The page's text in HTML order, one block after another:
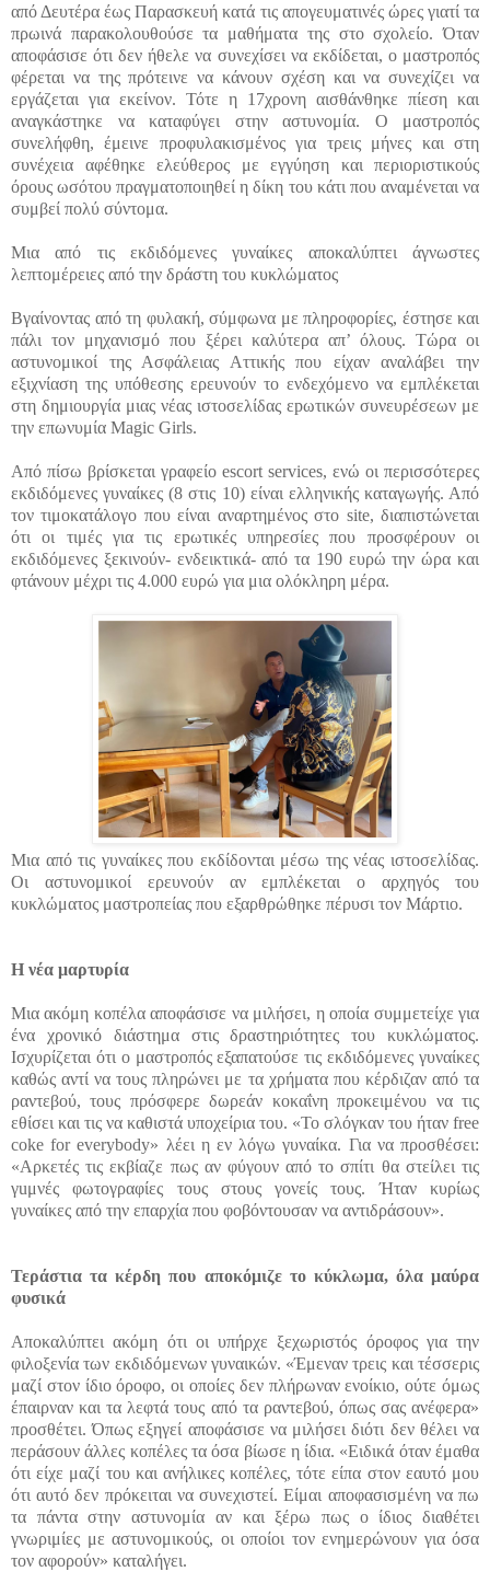
από Δευτέρα έως Παρασκευή κατά τις απογευματινές ώρες γιατί τα
πρωινά παρακολουθούσε τα μαθήματα της στο σχολείο. Όταν
αποφάσισε ότι δεν ήθελε να συνεχίσει να εκδίδεται, ο μαστροπός
φέρεται να της πρότεινε να κάνουν σχέση και να συνεχίζει να
εργάζεται για εκείνον. Τότε η 17χρονη αισθάνθηκε πίεση και
αναγκάστηκε να καταφύγει στην αστυνομία. Ο μαστροπός
συνελήφθη, έμεινε προφυλακισμένος για τρεις μήνες και στη
συνέχεια αφέθηκε ελεύθερος με εγγύηση και περιοριστικούς
όρους ωσότου πραγματοποιηθεί η δίκη του κάτι που αναμένεται να
συμβεί πολύ σύντομα.
Μια από τις εκδιδόμενες γυναίκες αποκαλύπτει άγνωστες
λεπτομέρειες από την δράστη του κυκλώματος
Βγαίνοντας από τη φυλακή, σύμφωνα με πληροφορίες, έστησε και
πάλι τον μηχανισμό που ξέρει καλύτερα απ’ όλους. Τώρα οι
αστυνομικοί της Ασφάλειας Αττικής που είχαν αναλάβει την
εξιχνίαση της υπόθεσης ερευνούν το ενδεχόμενο να εμπλέκεται
στη δημιουργία μιας νέας ιστοσελίδας εpωτικών συνευρέσεων με
την επωνυμία Magic Girls.
Από πίσω βρίσκεται γραφείο escort services, ενώ οι περισσότερες
εκδιδόμενες γυναίκες (8 στις 10) είναι ελληνικής καταγωγής. Από
τον τιμοκατάλογο που είναι αναρτημένος στο site, διαπιστώνεται
ότι οι τιμές για τις εpωτικές υπηρεσίες που προσφέρουν οι
εκδιδόμενες ξεκινούν- ενδεικτικά- από τα 190 ευρώ την ώρα και
φτάνουν μέχρι τις 4.000 ευρώ για μια ολόκληρη μέρα.
Μια από τις γυναίκες που εκδίδονται μέσω της νέας ιστοσελίδας.
Οι αστυνομικοί ερευνούν αν εμπλέκεται ο αρχηγός του
κυκλώματος μαστροπείας που εξαρθρώθηκε πέρυσι τον Μάρτιο.
Η νέα μαρτυρία
Μια ακόμη κοπέλα αποφάσισε να μιλήσει, η οποία συμμετείχε για
ένα χρονικό διάστημα στις δραστηριότητες του κυκλώματος.
Ισχυρίζεται ότι ο μαστροπός εξαπατούσε τις εκδιδόμενες γυναίκες
καθώς αντί να τους πληρώνει με τα χρήματα που κέρδιζαν από τα
ραντεβού, τους πρόσφερε δωρεάν κοκαΐνη προκειμένου να τις
εθίσει και τις να καθιστά υποχείρια του. «Το σλόγκαν του ήταν free
coke for everybody» λέει η εν λόγω γυναίκα. Για να προσθέσει:
«Αρκετές τις εκβίαζε πως αν φύγουν από το σπίτι θα στείλει τις
γuμνές φωτογραφίες τους στους γονείς τους. Ήταν κυρίως
γυναίκες από την επαρχία που φοβόντουσαν να αντιδράσουν».
Τεράστια τα κέρδη που αποκόμιζε το κύκλωμα, όλα μαύρα
φυσικά
Αποκαλύπτει ακόμη ότι οι υπήρχε ξεχωριστός όροφος για την
φιλοξενία των εκδιδόμενων γυναικών. «Έμεναν τρεις και τέσσερις
μαζί στον ίδιο όροφο, οι οποίες δεν πλήρωναν ενοίκιο, ούτε όμως
έπαιρναν και τα λεφτά τους από τα ραντεβού, όπως σας ανέφερα»
προσθέτει. Όπως εξηγεί αποφάσισε να μιλήσει διότι δεν θέλει να
περάσουν άλλες κοπέλες τα όσα βίωσε η ίδια. «Ειδικά όταν έμαθα
ότι είχε μαζί του και ανήλικες κοπέλες, τότε είπα στον εαυτό μου
ότι αυτό δεν πρόκειται να συνεχιστεί. Είμαι αποφασισμένη να πω
τα πάντα στην αστυνομία αν και ξέρω πως ο ίδιος διαθέτει
γνωριμίες με αστυνομικούς, οι οποίοι τον ενημερώνουν για όσα
τον αφορούν» καταλήγει.